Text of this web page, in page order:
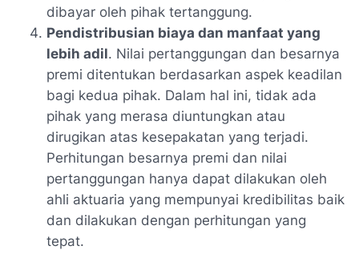
dibayar oleh pihak tertanggung.
Pendistribusian biaya dan manfaat yang
lebih adil. Nilai pertanggungan dan besarnya
premi ditentukan berdasarkan aspek keadilan
bagi kedua pihak. Dalam hal ini, tidak ada
pihak yang merasa diuntungkan atau
dirugikan atas kesepakatan yang terjadi.
Perhitungan besarnya premi dan nilai
pertanggungan hanya dapat dilakukan oleh
ahli aktuaria yang mempunyai kredibilitas baik
dan dilakukan dengan perhitungan yang
tepat.